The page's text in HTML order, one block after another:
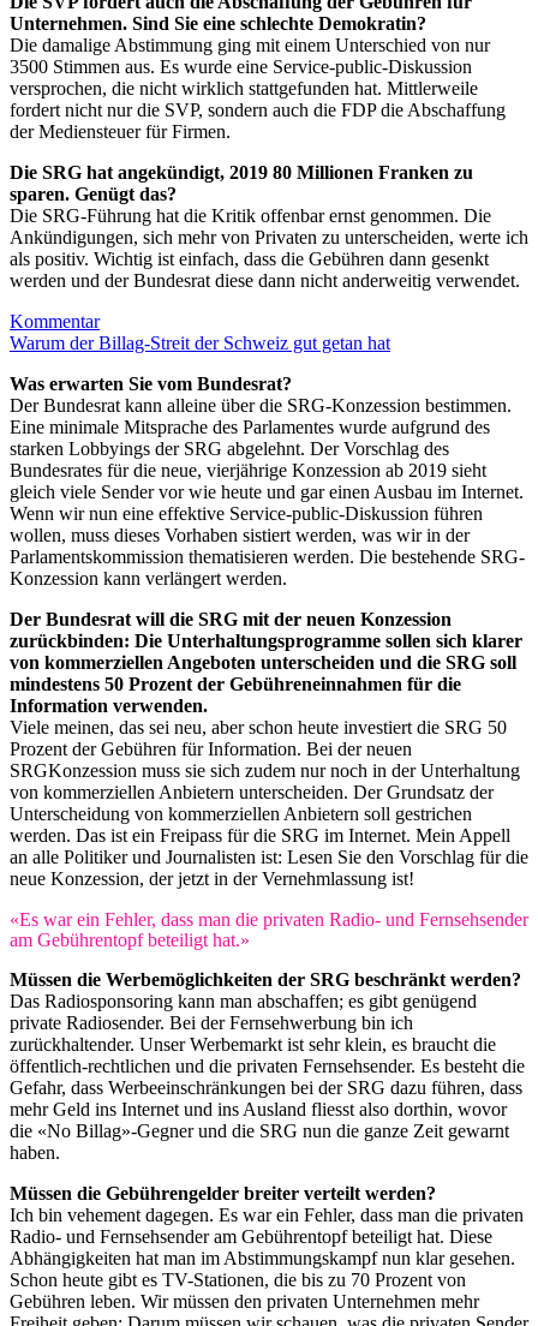
Unternehmen. Sind Sie eine schlechte Demokratin?
Die damalige Abstimmung ging mit einem Unterschied von nur
3500 Stimmen aus. Es wurde eine Service-public-Diskussion
versprochen, die nicht wirklich stattgefunden hat. Mittlerweile
fordert nicht nur die SVP, sondern auch die FDP die Abschaffung
der Mediensteuer für Firmen.
Die SRG hat angekündigt, 2019 80 Millionen Franken zu
sparen. Genügt das?
Die SRG-Führung hat die Kritik offenbar ernst genommen. Die
Ankündigungen, sich mehr von Privaten zu unterscheiden, werte ich
als positiv. Wichtig ist einfach, dass die Gebühren dann gesenkt
werden und der Bundesrat diese dann nicht anderweitig verwendet.
Kommentar
Warum der Billag-Streit der Schweiz gut getan hat
Was erwarten Sie vom Bundesrat?
Der Bundesrat kann alleine über die SRG-Konzession bestimmen.
Eine minimale Mitsprache des Parlamentes wurde aufgrund des
starken Lobbyings der SRG abgelehnt. Der Vorschlag des
Bundesrates für die neue, vierjährige Konzession ab 2019 sieht
gleich viele Sender vor wie heute und gar einen Ausbau im Internet.
Wenn wir nun eine effektive Service-public-Diskussion führen
wollen, muss dieses Vorhaben sistiert werden, was wir in der
Parlamentskommission thematisieren werden. Die bestehende SRG-
Konzession kann verlängert werden.
Der Bundesrat will die SRG mit der neuen Konzession
zurückbinden: Die Unterhaltungsprogramme sollen sich klarer
von kommerziellen Angeboten unterscheiden und die SRG soll
mindestens 50 Prozent der Gebühreneinnahmen für die
Information verwenden.
Viele meinen, das sei neu, aber schon heute investiert die SRG 50
Prozent der Gebühren für Information. Bei der neuen
SRGKonzession muss sie sich zudem nur noch in der Unterhaltung
von kommerziellen Anbietern unterscheiden. Der Grundsatz der
Unterscheidung von kommerziellen Anbietern soll gestrichen
werden. Das ist ein Freipass für die SRG im Internet. Mein Appell
an alle Politiker und Journalisten ist: Lesen Sie den Vorschlag für die
neue Konzession, der jetzt in der Vernehmlassung ist!
«Es war ein Fehler, dass man die privaten Radio- und Fernsehsender
am Gebührentopf beteiligt hat.»
Müssen die Werbemöglichkeiten der SRG beschränkt werden?
Das Radiosponsoring kann man abschaffen; es gibt genügend
private Radiosender. Bei der Fernsehwerbung bin ich
zurückhaltender. Unser Werbemarkt ist sehr klein, es braucht die
öffentlich-rechtlichen und die privaten Fernsehsender. Es besteht die
Gefahr, dass Werbeeinschränkungen bei der SRG dazu führen, dass
mehr Geld ins Internet und ins Ausland fliesst also dorthin, wovor
die «No Billag»-Gegner und die SRG nun die ganze Zeit gewarnt
haben.
Müssen die Gebührengelder breiter verteilt werden?
Ich bin vehement dagegen. Es war ein Fehler, dass man die privaten
Radio- und Fernsehsender am Gebührentopf beteiligt hat. Diese
Abhängigkeiten hat man im Abstimmungskampf nun klar gesehen.
Schon heute gibt es TV-Stationen, die bis zu 70 Prozent von
Gebühren leben. Wir müssen den privaten Unternehmen mehr